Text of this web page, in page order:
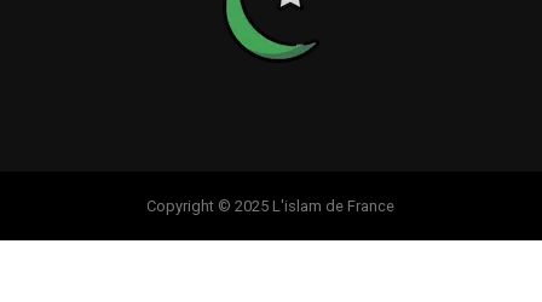
Copyright © 2025 L'islam de France